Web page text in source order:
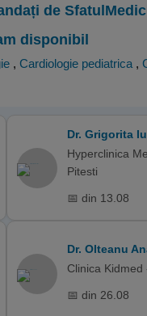
de
disponibil
, Cardiologie pediatrica ,
Dr. Grigorita
Hyperclinica
Pitesti
📅 din 13.08
Dr. Olteanu
Clinica Kidmed
📅 din 26.08